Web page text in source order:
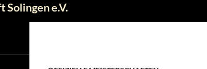
Solingen e.V.